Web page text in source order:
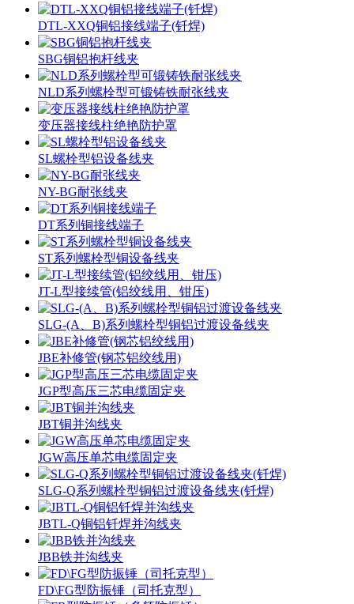
DTL-XXQ铜铝接线端子(钎焊)
SBG铜铝抱杆线夹
NLD系列螺栓型可锻铸铁耐张线夹
变压器接线柱绝艳防护罩
SL螺栓型铝设备线夹
NY-BG耐张线夹
DT系列铜接线端子
ST系列螺栓型铜设备线夹
JT-L型接续管(铝绞线用、钳压)
SLG-(A、B)系列螺栓型铜铝过渡设备线夹
JBE补修管(钢芯铝绞线用)
JGP型高压三芯电缆固定夹
JBT铜并沟线夹
JGW高压单芯电缆固定夹
SLG-Q系列螺栓型铜铝过渡设备线夹(钎焊)
JBTL-Q铜铝钎焊并沟线夹
JBB铁并沟线夹
FD\FG型防振锤（司托克型）